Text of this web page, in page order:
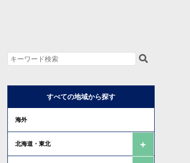
すべての地域から探す
海外
北海道・東北